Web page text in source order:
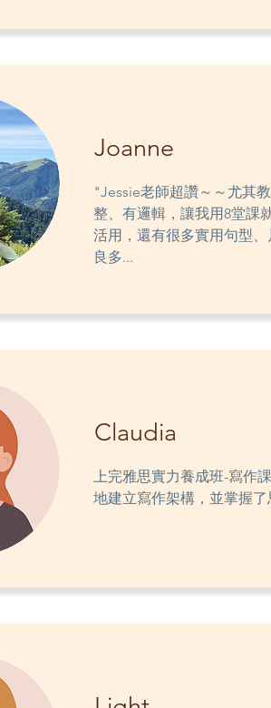
Joanne
"Jessie老師超讚～～尤其
整、有邏輯，讓我用8堂課
活用，還有很多實用句型
良多...
Claudia
上完雅思實力養成班-寫作
地建立寫作架構，並掌握